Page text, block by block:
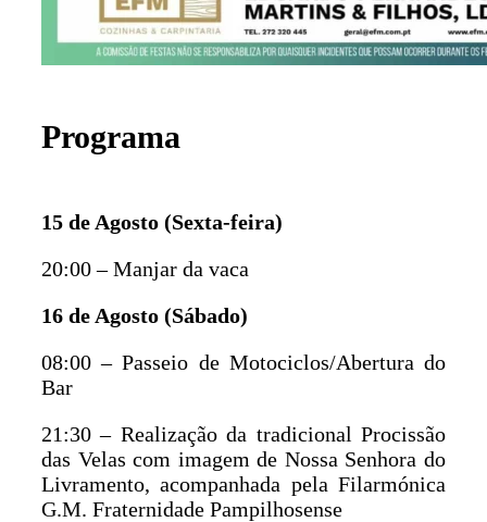
Programa
15 de Agosto (Sexta-feira)
20:00 – Manjar da vaca
16 de Agosto (Sábado)
08:00 – Passeio de Motociclos/Abertura do
Bar
21:30 – Realização da tradicional Procissão
das Velas com imagem de Nossa Senhora do
Livramento, acompanhada pela Filarmónica
G.M. Fraternidade Pampilhosense